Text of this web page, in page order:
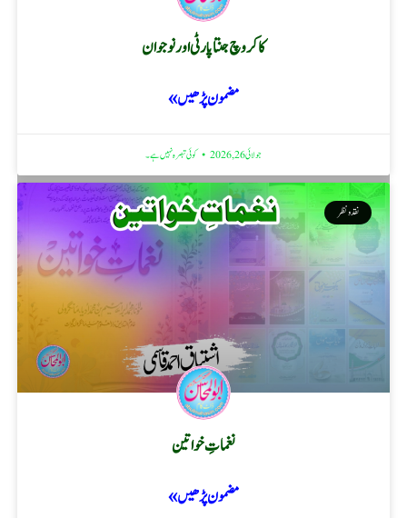
کاکروچ جنتا پارٹی اور نوجوان
مضمون پڑھیں »
جولائی 26, 2026 کوئی تبصرہ نہیں ہے۔
نقد ونظر
نغماتِ خواتین
مضمون پڑھیں »